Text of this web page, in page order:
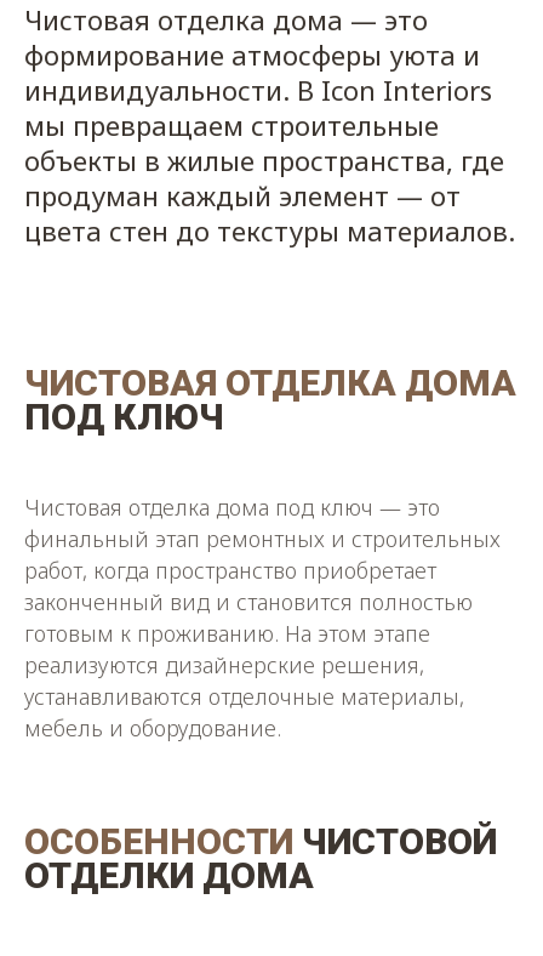
Чистовая отделка дома — это
формирование атмосферы уюта и
индивидуальности. В Icon Interiors
мы превращаем строительные
объекты в жилые пространства, где
продуман каждый элемент — от
цвета стен до текстуры материалов.
ЧИСТОВАЯ ОТДЕЛКА ДОМА
ПОД КЛЮЧ
Чистовая отделка дома под ключ — это
финальный этап ремонтных и строительных
работ, когда пространство приобретает
законченный вид и становится полностью
готовым к проживанию. На этом этапе
реализуются дизайнерские решения,
устанавливаются отделочные материалы,
мебель и оборудование.
ОСОБЕННОСТИ ЧИСТОВОЙ
ОТДЕЛКИ ДОМА